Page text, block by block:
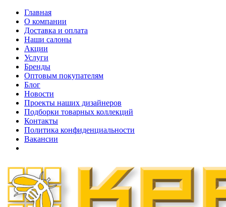
Главная
О компании
Доставка и оплата
Наши cалоны
Акции
Услуги
Бренды
Оптовым покупателям
Блог
Новости
Проекты наших дизайнеров
Подборки товарных коллекций
Контакты
Политика конфиденциальности
Вакансии